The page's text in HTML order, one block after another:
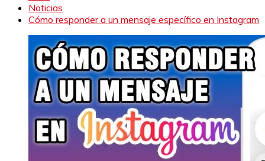
Noticias
Cómo responder a un mensaje específico en Instagram